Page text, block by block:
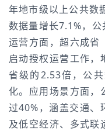
年地市级以上公共数
数据量增长7.1%，
运营方面，超六成省
启动授权运营工作，
省级的2.53倍，公
化。应用场景方面，
过40%，涵盖交通、
及低空经济、多式联